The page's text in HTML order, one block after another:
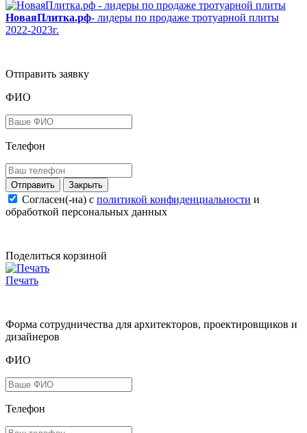
НоваяПлитка.рф- лидеры по продаже тротуарной плиты
2022-2023г.
Отправить заявку
ФИО
Телефон
Закрыть
Согласен(-на) c политикой конфиденциальности и
обработкой персональных данных
Поделиться корзиной
Печать
Форма сотрудничества для архитекторов, проектировщиков и
дизайнеров
ФИО
Телефон